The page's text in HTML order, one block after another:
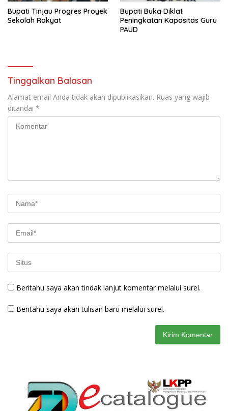
Bupati Tinjau Progres Proyek
Sekolah Rakyat
Bupati Buka Diklat
Peningkatan Kapasitas Guru
PAUD
Tinggalkan Balasan
Alamat email Anda tidak akan dipublikasikan. Ruas yang wajib
ditandai *
Beritahu saya akan tindak lanjut komentar melalui surel.
Beritahu saya akan tulisan baru melalui surel.